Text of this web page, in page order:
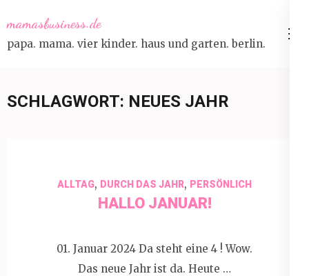
to
content
mamasbusiness.de
papa. mama. vier kinder. haus und garten. berlin.
SCHLAGWORT: NEUES JAHR
ALLTAG, DURCH DAS JAHR, PERSÖNLICH
HALLO JANUAR!
01. Januar 2024 Da steht eine 4 ! Wow.
Das neue Jahr ist da. Heute …